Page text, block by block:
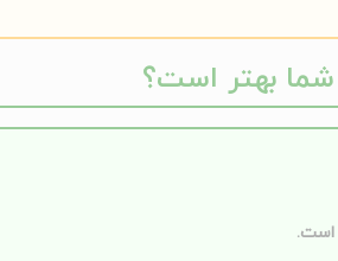
شما بهتر است؟
است.